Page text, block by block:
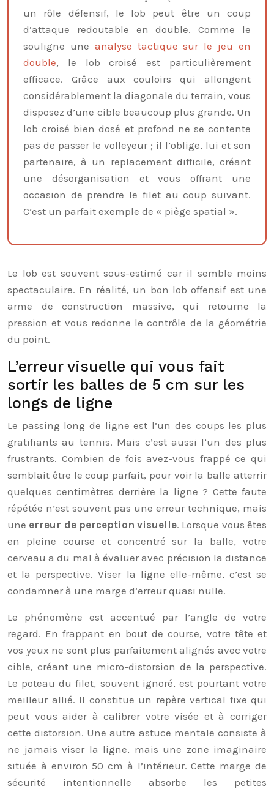
un rôle défensif, le lob peut être un coup
d’attaque redoutable en double. Comme le
souligne une analyse tactique sur le jeu en
double, le lob croisé est particulièrement
efficace. Grâce aux couloirs qui allongent
considérablement la diagonale du terrain, vous
disposez d’une cible beaucoup plus grande. Un
lob croisé bien dosé et profond ne se contente
pas de passer le volleyeur ; il l’oblige, lui et son
partenaire, à un replacement difficile, créant
une désorganisation et vous offrant une
occasion de prendre le filet au coup suivant.
C’est un parfait exemple de « piège spatial ».
Le lob est souvent sous-estimé car il semble moins
spectaculaire. En réalité, un bon lob offensif est une
arme de construction massive, qui retourne la
pression et vous redonne le contrôle de la géométrie
du point.
L’erreur visuelle qui vous fait
sortir les balles de 5 cm sur les
longs de ligne
Le passing long de ligne est l’un des coups les plus
gratifiants au tennis. Mais c’est aussi l’un des plus
frustrants. Combien de fois avez-vous frappé ce qui
semblait être le coup parfait, pour voir la balle atterrir
quelques centimètres derrière la ligne ? Cette faute
répétée n’est souvent pas une erreur technique, mais
une erreur de perception visuelle. Lorsque vous êtes
en pleine course et concentré sur la balle, votre
cerveau a du mal à évaluer avec précision la distance
et la perspective. Viser la ligne elle-même, c’est se
condamner à une marge d’erreur quasi nulle.
Le phénomène est accentué par l’angle de votre
regard. En frappant en bout de course, votre tête et
vos yeux ne sont plus parfaitement alignés avec votre
cible, créant une micro-distorsion de la perspective.
Le poteau du filet, souvent ignoré, est pourtant votre
meilleur allié. Il constitue un repère vertical fixe qui
peut vous aider à calibrer votre visée et à corriger
cette distorsion. Une autre astuce mentale consiste à
ne jamais viser la ligne, mais une zone imaginaire
située à environ 50 cm à l’intérieur. Cette marge de
sécurité intentionnelle absorbe les petites